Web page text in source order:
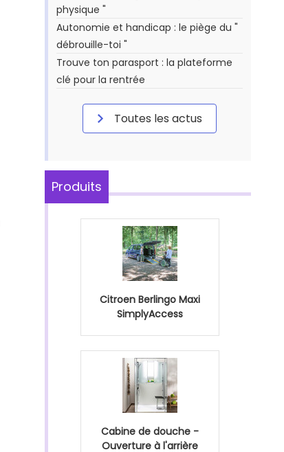
physique "
Autonomie et handicap : le piège du "
débrouille-toi "
Trouve ton parasport : la plateforme
clé pour la rentrée
Toutes les actus
Produits
Citroen Berlingo Maxi
SimplyAccess
Cabine de douche -
Ouverture à l'arrière